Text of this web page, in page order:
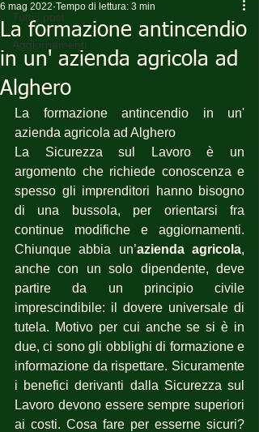
Tutti i post
Aggiornamenti
La formazione antincendio
in un' azienda agricola ad
Alghero
6 mag 2022 Tempo di lettura: 3 min
La formazione antincendio in un'
azienda agricola ad Alghero
La Sicurezza sul Lavoro è un
argomento che richiede conoscenza e
spesso gli imprenditori hanno bisogno
di una bussola, per orientarsi fra
continue modifiche e aggiornamenti.
Chiunque abbia un’azienda agricola,
anche con un solo dipendente, deve
partire da un principio civile
imprescindibile: il dovere universale di
tutela. Motivo per cui anche se si è in
due, ci sono gli obblighi di formazione e
informazione da rispettare. Sicuramente
i benefici derivanti dalla Sicurezza sul
Lavoro devono essere sempre superiori
ai costi. Cosa fare per esserne sicuri?